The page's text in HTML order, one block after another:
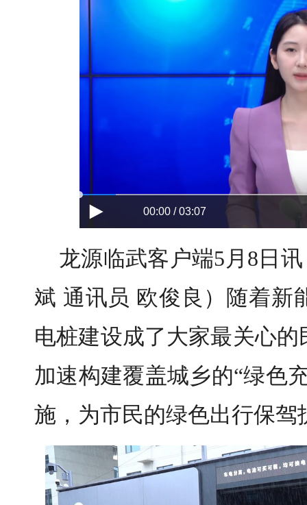
00:00 / 03:07
龙源临武客户端5月8日
斌 通讯员 欧俊良）随着新
电桩建设成了大家最关心
加速构建覆盖城乡的“绿色
施，为市民的绿色出行保驾